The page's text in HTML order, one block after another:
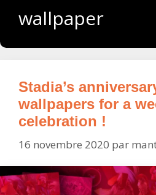
wallpaper
Stadia’s
wallpapers for a
celebration !
16 novembre 2020 par